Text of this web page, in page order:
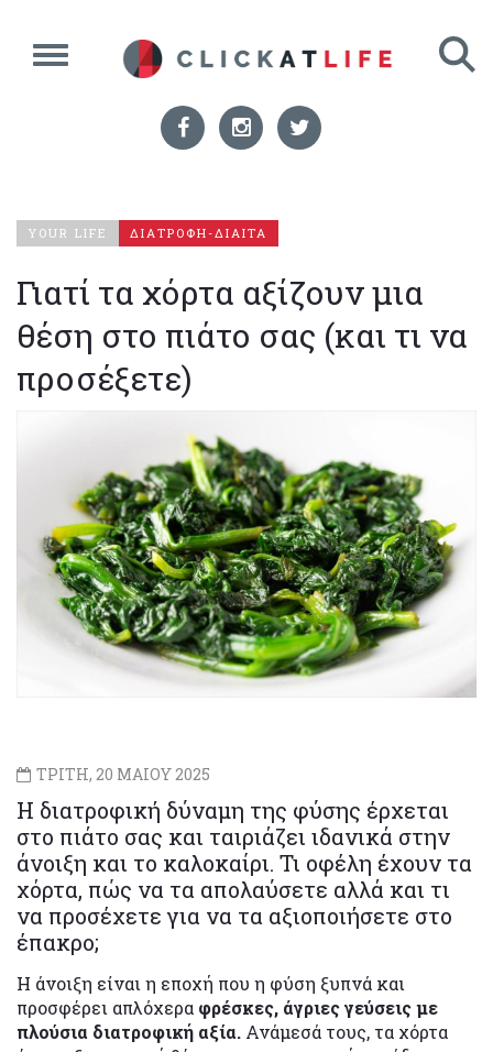
YOUR LIFE ΔΙΑΤΡΟΦΗ-ΔΙΑΙΤΑ
Γιατί τα χόρτα αξίζουν μια
θέση στο πιάτο σας (και τι να
προσέξετε)
ΤΡΙΤΗ, 20 ΜΑΙΟΥ 2025
Η διατροφική δύναμη της φύσης έρχεται
στο πιάτο σας και ταιριάζει ιδανικά στην
άνοιξη και το καλοκαίρι. Τι οφέλη έχουν τα
χόρτα, πώς να τα απολαύσετε αλλά και τι
να προσέχετε για να τα αξιοποιήσετε στο
έπακρο;
Η άνοιξη είναι η εποχή που η φύση ξυπνά και
προσφέρει απλόχερα φρέσκες, άγριες γεύσεις με
πλούσια διατροφική αξία. Ανάμεσά τους, τα χόρτα